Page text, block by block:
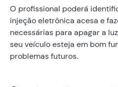
O profissional poderá
injeção eletrônica acesa e
necessárias para apagar a
seu veículo esteja em bom
problemas futuros.